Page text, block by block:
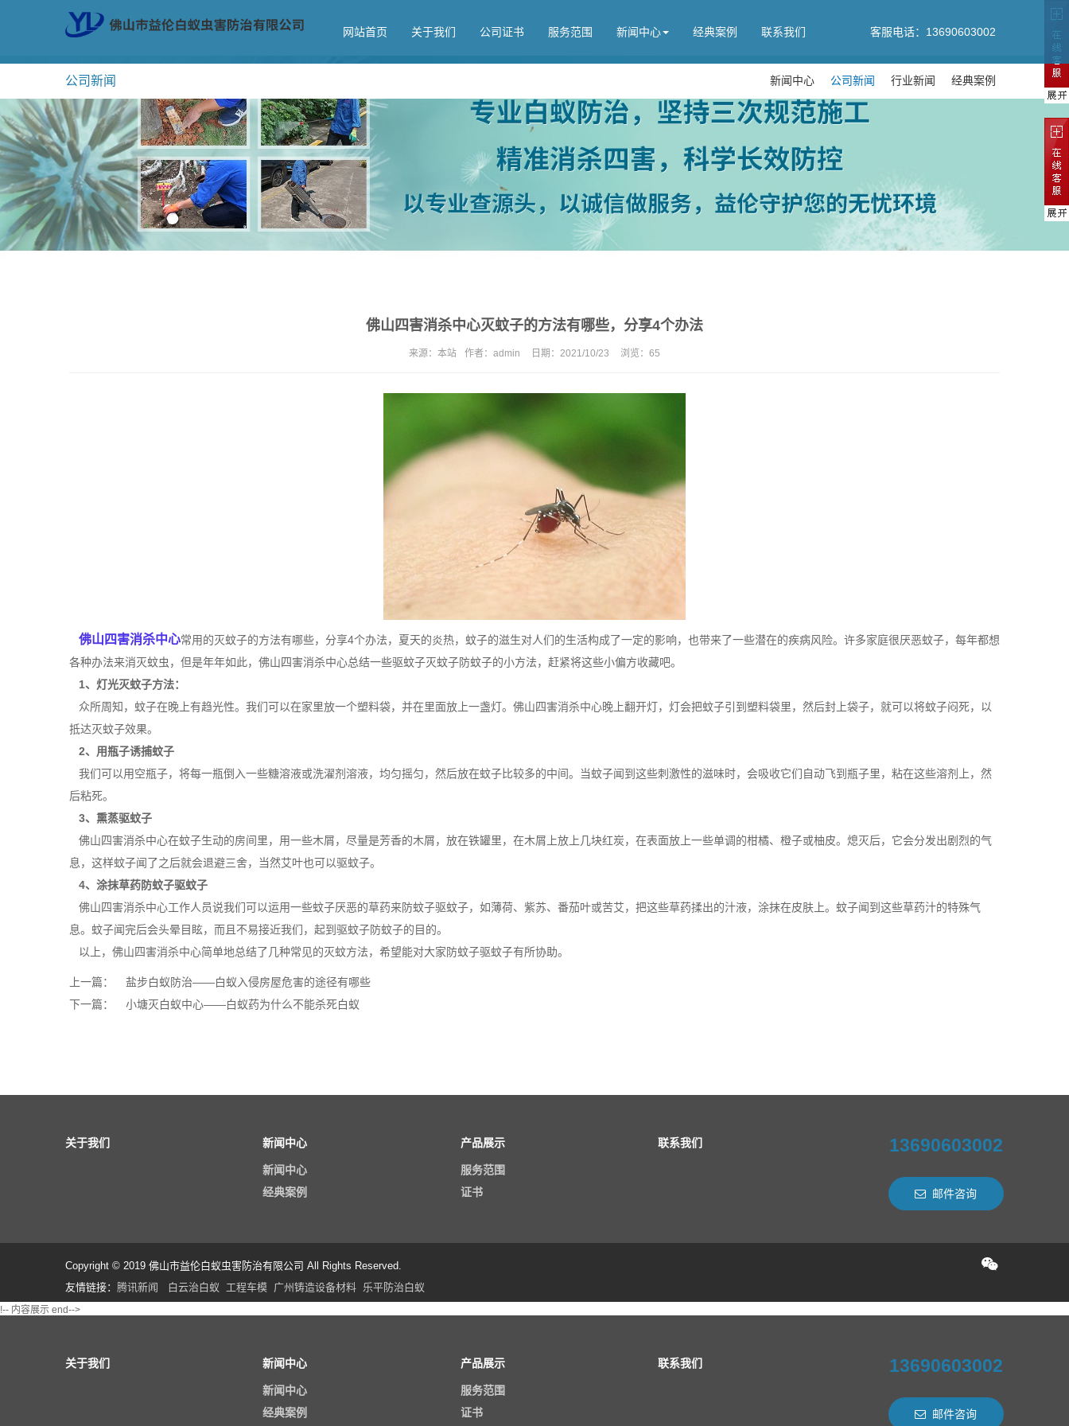
客服电话：13690603002
网站首页 关于我们 公司证书 服务范围 新闻中心 经典案例 联系我们
公司新闻 新闻中心 公司新闻 行业新闻 经典案例
佛山四害消杀中心灭蚊子的方法有哪些，分享4个办法
来源： 本站 作者： admin 日期： 2021/10/23 浏览： 65
佛山四害消杀中心常用的灭蚊子的方法有哪些，分享4个办法，夏天的炎热，蚊子的滋生对人们的生活构成了一定的影响，也带来了一些潜在的疾病风险。许多家庭很厌恶蚊子，每年都想
各种办法来消灭蚊虫，但是年年如此，佛山四害消杀中心总结一些驱蚊子灭蚊子防蚊子的小方法，赶紧将这些小偏方收藏吧。
1、灯光灭蚊子方法：
众所周知，蚊子在晚上有趋光性。我们可以在家里放一个塑料袋，并在里面放上一盏灯。佛山四害消杀中心晚上翻开灯，灯会把蚊子引到塑料袋里，然后封上袋子，就可以将蚊子闷死，以
抵达灭蚊子效果。
2、用瓶子诱捕蚊子
我们可以用空瓶子，将每一瓶倒入一些糖溶液或洗濯剂溶液，均匀摇匀，然后放在蚊子比较多的中间。当蚊子闻到这些刺激性的滋味时，会吸收它们自动飞到瓶子里，粘在这些溶剂上，然
后粘死。
3、熏蒸驱蚊子
佛山四害消杀中心在蚊子生动的房间里，用一些木屑，尽量是芳香的木屑，放在铁罐里，在木屑上放上几块红炭，在表面放上一些单调的柑橘、橙子或柚皮。熄灭后，它会分发出剧烈的气
息，这样蚊子闻了之后就会退避三舍，当然艾叶也可以驱蚊子。
4、涂抹草药防蚊子驱蚊子
佛山四害消杀中心工作人员说我们可以运用一些蚊子厌恶的草药来防蚊子驱蚊子，如薄荷、紫苏、番茄叶或苦艾，把这些草药揉出的汁液，涂抹在皮肤上。蚊子闻到这些草药汁的特殊气
息。蚊子闻完后会头晕目眩，而且不易接近我们，起到驱蚊子防蚊子的目的。
以上，佛山四害消杀中心简单地总结了几种常见的灭蚊方法，希望能对大家防蚊子驱蚊子有所协助。
上一篇：
盐步白蚁防治——白蚁入侵房屋危害的途径有哪些
下一篇：
小塘灭白蚁中心——白蚁药为什么不能杀死白蚁
关于我们 新闻中心
新闻中心
经典案例
产品展示
服务范围
证书
联系我们 13690603002
邮件咨询
Copyright © 2019 佛山市益伦白蚁虫害防治有限公司 All Rights Reserved.
友情链接： 腾讯新闻 白云治白蚁 工程车模 广州铸造设备材料 乐平防治白蚁
!-- 内容展示 end-->
关于我们 新闻中心
新闻中心
经典案例
产品展示
服务范围
证书
联系我们 13690603002
邮件咨询